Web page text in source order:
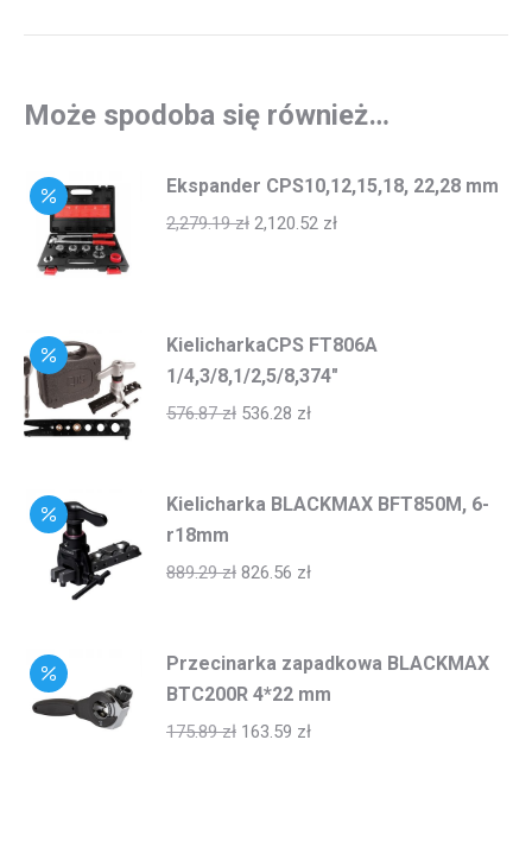
Może spodoba się również…
Ekspander CPS10,12,15,18, 22,28 mm
2,279.19zł 2,120.52 zł
KielicharkaCPS FT806A
1/4,3/8,1/2,5/8,374"
576.87zł 536.28 zł
Kielicharka BLACKMAX BFT850M, 6-
r18mm
889.29zł 826.56 zł
Przecinarka zapadkowa BLACKMAX
BTC200R 4*22 mm
175.89zł 163.59 zł